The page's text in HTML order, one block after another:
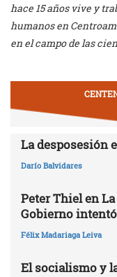
hace 15 años vive y
humanos en
en el campo de las
La desposesión
Darío Balvidares
Peter Thiel en
Gobierno
Félix Madariaga Leiva
El socialismo y